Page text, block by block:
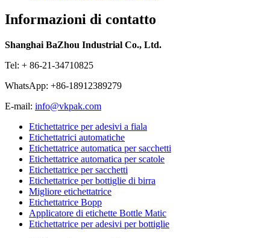
Informazioni di contatto
Shanghai BaZhou Industrial Co., Ltd.
Tel: + 86-21-34710825
WhatsApp: +86-18912389279
E-mail: info@vkpak.com
Etichettatrice per adesivi a fiala
Etichettatrici automatiche
Etichettatrice automatica per sacchetti
Etichettatrice automatica per scatole
Etichettatrice per sacchetti
Etichettatrice per bottiglie di birra
Migliore etichettatrice
Etichettatrice Bopp
Applicatore di etichette Bottle Matic
Etichettatrice per adesivi per bottiglie